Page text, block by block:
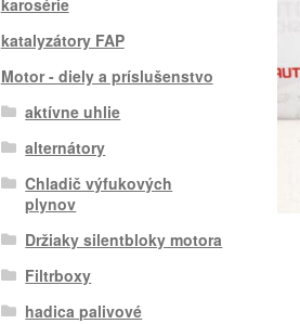
katalyzátory FAP
Motor - diely a príslušenstvo
aktívne uhlie
alternátory
Chladič výfukových
plynov
Držiaky silentbloky motora
Filtrboxy
hadica palivové